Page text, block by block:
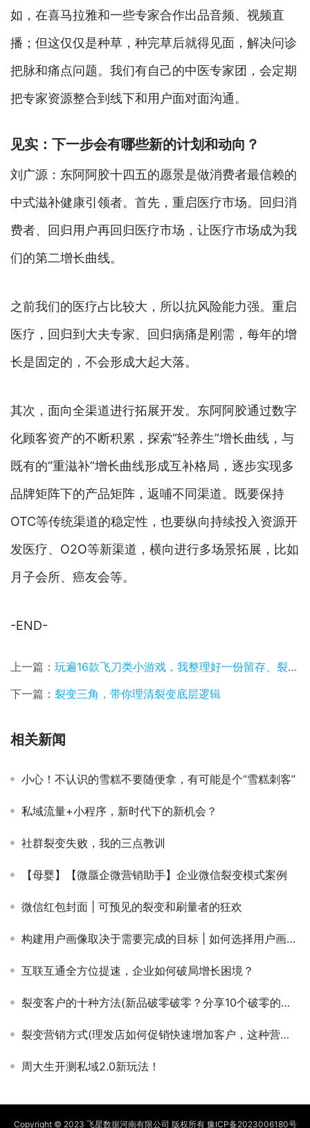
如，在喜马拉雅和一些专家合作出品音频、视频直
播；但这仅仅是种草，种完草后就得见面，解决问诊
把脉和痛点问题。我们有自己的中医专家团，会定期
把专家资源整合到线下和用户面对面沟通。
见实：下一步会有哪些新的计划和动向？
刘广源：东阿阿胶十四五的愿景是做消费者最信赖的
中式滋补健康引领者。首先，重启医疗市场。回归消
费者、回归用户再回归医疗市场，让医疗市场成为我
们的第二增长曲线。
之前我们的医疗占比较大，所以抗风险能力强。重启
医疗，回归到大夫专家、回归病痛是刚需，每年的增
长是固定的，不会形成大起大落。
其次，面向全渠道进行拓展开发。东阿阿胶通过数字
化顾客资产的不断积累，探索“轻养生”增长曲线，与
既有的“重滋补”增长曲线形成互补格局，逐步实现多
品牌矩阵下的产品矩阵，返哺不同渠道。既要保持
OTC等传统渠道的稳定性，也要纵向持续投入资源开
发医疗、O2O等新渠道，横向进行多场景拓展，比如
月子会所、癌友会等。
-END-
上一篇： 玩遍16款飞刀类小游戏，我整理好一份留存、裂变和赚钱报告给你看
下一篇： 裂变三角，带你理清裂变底层逻辑
相关新闻
小心！不认识的雪糕不要随便拿，有可能是个“雪糕刺客”
私域流量+小程序，新时代下的新机会？
社群裂变失败，我的三点教训
【母婴】【微蜃企微营销助手】企业微信裂变模式案例
微信红包封面 | 可预见的裂变和刷量者的狂欢
构建用户画像取决于需要完成的目标 | 如何选择用户画像范围
互联互通全方位提速，企业如何破局增长困境？
裂变客户的十种方法(新品破零破零？分享10个破零的方法，干货分享)
裂变营销方式(理发店如何促销快速增加客户，这种营销模式叫裂变你用过吗)
周大生开测私域2.0新玩法！
Copyright © 2023 飞星数据河南有限公司 版权所有 豫ICP备2023006180号